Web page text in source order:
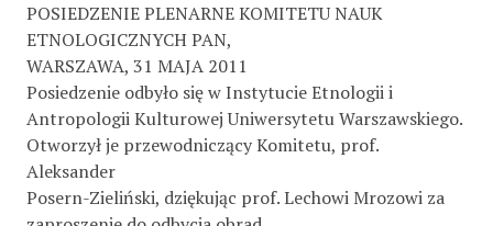
POSIEDZENIE PLENARNE KOMITETU NAUK
ETNOLOGICZNYCH PAN,
WARSZAWA, 31 MAJA 2011
Posiedzenie odbyło się w Instytucie Etnologii i
Antropologii Kulturowej Uniwersytetu Warszawskiego.
Otworzył je przewodniczący Komitetu, prof.
Aleksander
Posern-Zieliński, dziękując prof. Lechowi Mrozowi za